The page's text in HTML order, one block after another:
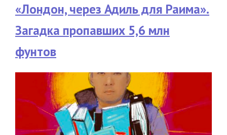
«Лондон, через Адиль для Раима».
Загадка пропавших 5,6 млн
фунтов